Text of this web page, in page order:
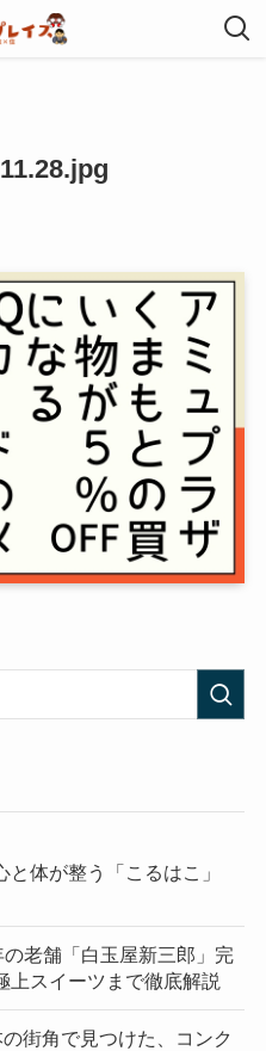
体が整う「こるはこ」
の老舗「白玉屋新三郎」完
上スイーツまで徹底解説
街角で見つけた、コンク